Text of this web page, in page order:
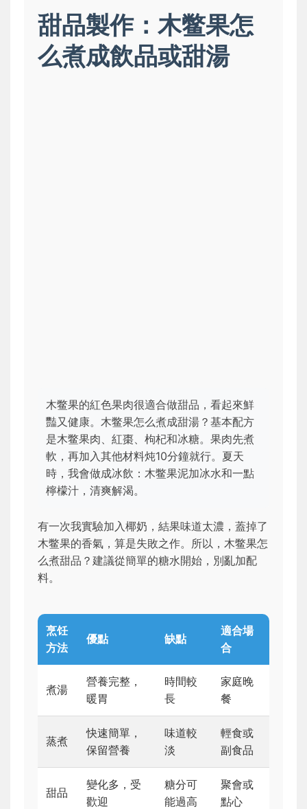
甜品製作：木鳖果怎
么煮成飲品或甜湯
木鳖果的紅色果肉很適合做甜品，看起來鮮
豔又健康。木鳖果怎么煮成甜湯？基本配方
是木鳖果肉、紅棗、枸杞和冰糖。果肉先煮
軟，再加入其他材料炖10分鐘就行。夏天
時，我會做成冰飲：木鳖果泥加冰水和一點
檸檬汁，清爽解渴。
有一次我實驗加入椰奶，結果味道太濃，蓋掉了
木鳖果的香氣，算是失敗之作。所以，木鳖果怎
么煮甜品？建議從簡單的糖水開始，別亂加配
料。
烹饪
方法
優點 缺點
適合場
合
煮湯
營養完整，
暖胃
時間較
長
家庭晚
餐
蒸煮
快速簡單，
保留營養
味道較
淡
輕食或
副食品
甜品
變化多，受
歡迎
糖分可
能過高
聚會或
點心